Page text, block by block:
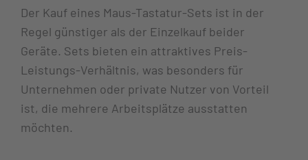
Der Kauf eines Maus-Tastatur-Sets ist in der
Regel günstiger als der Einzelkauf beider
Geräte. Sets bieten ein attraktives Preis-
Leistungs-Verhältnis, was besonders für
Unternehmen oder private Nutzer von Vorteil
ist, die mehrere Arbeitsplätze ausstatten
möchten.